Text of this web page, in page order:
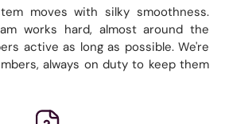
moves with silky smoothness.
works hard, almost around the
active as long as possible. We're
always on duty to keep them